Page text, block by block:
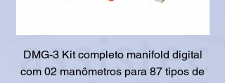
DMG-3 Kit completo manifold digital
com 02 manômetros para 87 tipos de